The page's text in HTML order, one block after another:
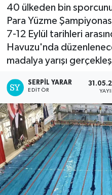
40 ülkeden bin
Para Yüzme
7-12 Eylül tarihleri
Havuzu'nda
madalya yarışı
SERPİL YARAR
EDITÖR